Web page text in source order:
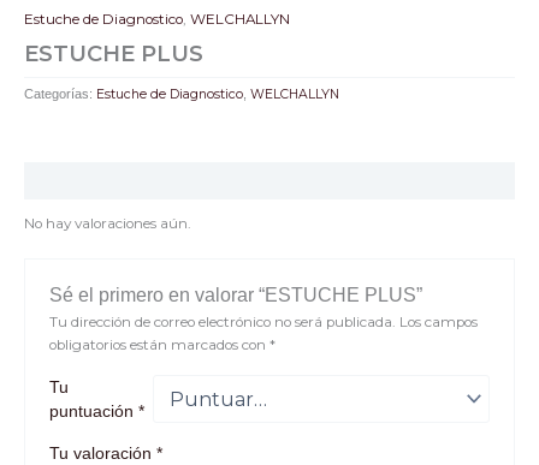
Estuche de Diagnostico, WELCHALLYN
ESTUCHE PLUS
Categorías: Estuche de Diagnostico WELCHALLYN
No hay valoraciones aún.
Sé el primero en valorar “ESTUCHE PLUS”
Tu dirección de correo electrónico no será publicada. Los campos
obligatorios están marcados con *
Tu
puntuación *
Tu valoración *